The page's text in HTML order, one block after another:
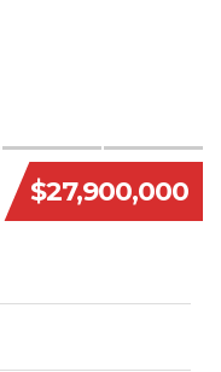
$27,900,000